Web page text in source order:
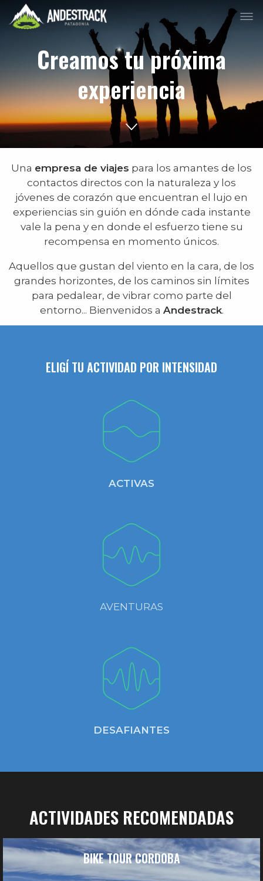
Creamos tu próxima
experiencia
Una empresa de viajes para los amantes de los
contactos directos con la naturaleza y los
jóvenes de corazón que encuentran el lujo en
experiencias sin guión en dónde cada instante
vale la pena y en donde el esfuerzo tiene su
recompensa en momento únicos.
Aquellos que gustan del viento en la cara, de los
grandes horizontes, de los caminos sin límites
para pedalear, de vibrar como parte del
entorno... Bienvenidos a Andestrack.
ELIGÍ TU ACTIVIDAD POR INTENSIDAD
ACTIVAS
AVENTURAS
DESAFIANTES
ACTIVIDADES RECOMENDADAS
BIKE TOUR CORDOBA